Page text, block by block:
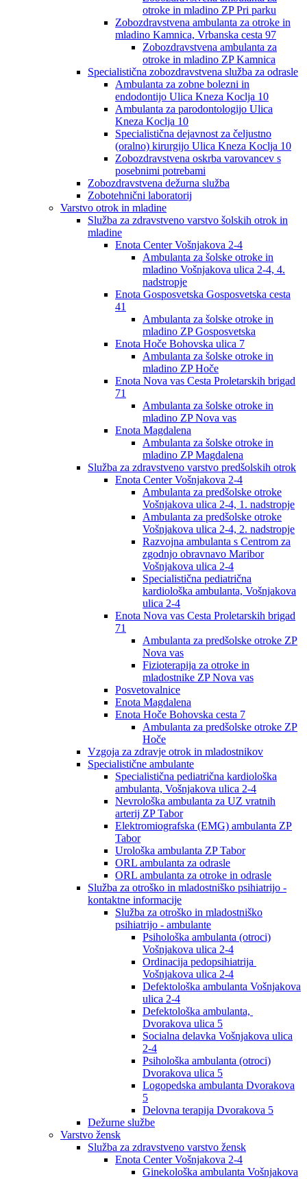
otroke in mladino ZP Pri parku
Zobozdravstvena ambulanta za otroke in
mladino Kamnica, Vrbanska cesta 97
Zobozdravstvena ambulanta za
otroke in mladino ZP Kamnica
Specialistična zobozdravstvena služba za odrasle
Ambulanta za zobne bolezni in
endodontijo Ulica Kneza Koclja 10
Ambulanta za parodontologijo Ulica
Kneza Koclja 10
Specialistična dejavnost za čeljustno
(oralno) kirurgijo Ulica Kneza Koclja 10
Zobozdravstvena oskrba varovancev s
posebnimi potrebami
Zobozdravstvena dežurna služba
Zobotehnični laboratorij
Varstvo otrok in mladine
Služba za zdravstveno varstvo šolskih otrok in
mladine
Enota Center Vošnjakova 2-4
Ambulanta za šolske otroke in
mladino Vošnjakova ulica 2-4, 4.
nadstropje
Enota Gosposvetska Gosposvetska cesta
41
Ambulanta za šolske otroke in
mladino ZP Gosposvetska
Enota Hoče Bohovska ulica 7
Ambulanta za šolske otroke in
mladino ZP Hoče
Enota Nova vas Cesta Proletarskih brigad
71
Ambulanta za šolske otroke in
mladino ZP Nova vas
Enota Magdalena
Ambulanta za šolske otroke in
mladino ZP Magdalena
Služba za zdravstveno varstvo predšolskih otrok
Enota Center Vošnjakova 2-4
Ambulanta za predšolske otroke
Vošnjakova ulica 2-4, 1. nadstropje
Ambulanta za predšolske otroke
Vošnjakova ulica 2-4, 2. nadstropje
Razvojna ambulanta s Centrom za
zgodnjo obravnavo Maribor
Vošnjakova ulica 2-4
Specialistična pediatrična
kardiološka ambulanta, Vošnjakova
ulica 2-4
Enota Nova vas Cesta Proletarskih brigad
71
Ambulanta za predšolske otroke ZP
Nova vas
Fizioterapija za otroke in
mladostnike ZP Nova vas
Posvetovalnice
Enota Magdalena
Enota Hoče Bohovska cesta 7
Ambulanta za predšolske otroke ZP
Hoče
Vzgoja za zdravje otrok in mladostnikov
Specialistične ambulante
Specialistična pediatrična kardiološka
ambulanta, Vošnjakova ulica 2-4
Nevrološka ambulanta za UZ vratnih
arterij ZP Tabor
Elektromiografska (EMG) ambulanta ZP
Tabor
Urološka ambulanta ZP Tabor
ORL ambulanta za odrasle
ORL ambulanta za otroke in odrasle
Služba za otroško in mladostniško psihiatrijo -
kontaktne informacije
Služba za otroško in mladostniško
psihiatrijo - ambulante
Psihološka ambulanta (otroci)
Vošnjakova ulica 2-4
Ordinacija pedopsihiatrija
Vošnjakova ulica 2-4
Defektološka ambulanta Vošnjakova
ulica 2-4
Defektološka ambulanta,
Dvorakova ulica 5
Socialna delavka Vošnjakova ulica
2-4
Psihološka ambulanta (otroci)
Dvorakova ulica 5
Logopedska ambulanta Dvorakova
5
Delovna terapija Dvorakova 5
Dežurne službe
Varstvo žensk
Služba za zdravstveno varstvo žensk
Enota Center Vošnjakova 2-4
Ginekološka ambulanta Vošnjakova